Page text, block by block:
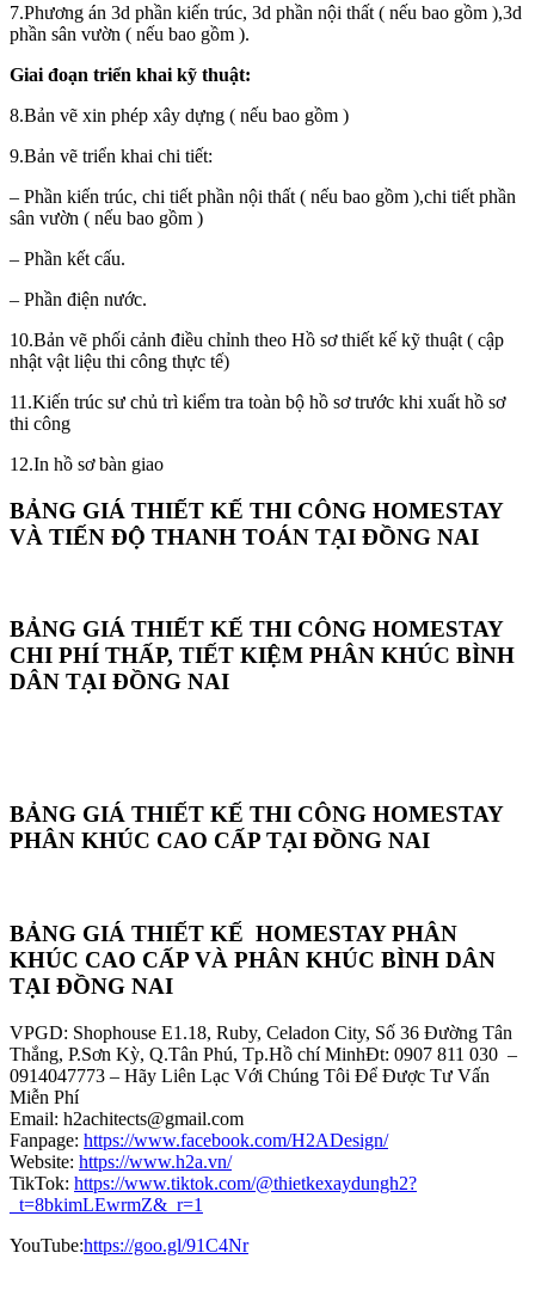
7.Phương án 3d phần kiến trúc, 3d phần nội thất ( nếu bao gồm ),3d
phần sân vườn ( nếu bao gồm ).
Giai đoạn triển khai kỹ thuật:
8.Bản vẽ xin phép xây dựng ( nếu bao gồm )
9.Bản vẽ triển khai chi tiết:
– Phần kiến trúc, chi tiết phần nội thất ( nếu bao gồm ),chi tiết phần
sân vườn ( nếu bao gồm )
– Phần kết cấu.
– Phần điện nước.
10.Bản vẽ phối cảnh điều chỉnh theo Hồ sơ thiết kế kỹ thuật ( cập
nhật vật liệu thi công thực tế)
11.Kiến trúc sư chủ trì kiểm tra toàn bộ hồ sơ trước khi xuất hồ sơ
thi công
12.In hồ sơ bàn giao
BẢNG GIÁ THIẾT KẾ THI CÔNG HOMESTAY
VÀ TIẾN ĐỘ THANH TOÁN TẠI ĐỒNG NAI
BẢNG GIÁ THIẾT KẾ THI CÔNG HOMESTAY
CHI PHÍ THẤP, TIẾT KIỆM PHÂN KHÚC BÌNH
DÂN TẠI ĐỒNG NAI
BẢNG GIÁ THIẾT KẾ THI CÔNG HOMESTAY
PHÂN KHÚC CAO CẤP TẠI ĐỒNG NAI
BẢNG GIÁ THIẾT KẾ HOMESTAY PHÂN
KHÚC CAO CẤP VÀ PHÂN KHÚC BÌNH DÂN
TẠI ĐỒNG NAI
VPGD: Shophouse E1.18, Ruby, Celadon City, Số 36 Đường Tân
Thắng, P.Sơn Kỳ, Q.Tân Phú, Tp.Hồ chí MinhĐt: 0907 811 030 –
0914047773 – Hãy Liên Lạc Với Chúng Tôi Để Được Tư Vấn
Miễn Phí
Email: h2achitects@gmail.com
Fanpage: https://www.facebook.com/H2ADesign/
Website: https://www.h2a.vn/
TikTok: https://www.tiktok.com/@thietkexaydungh2?
_t=8bkimLEwrmZ&_r=1
YouTube:https://goo.gl/91C4Nr